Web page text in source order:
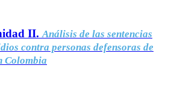
II. Análisis de las sentencias
contra personas defensoras de
Colombia